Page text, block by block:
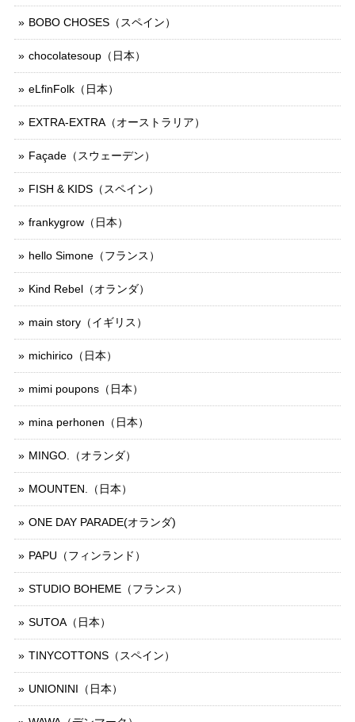
BOBO CHOSES（スペイン）
chocolatesoup（日本）
eLfinFolk（日本）
EXTRA-EXTRA（オーストラリア）
Façade（スウェーデン）
FISH & KIDS（スペイン）
frankygrow（日本）
hello Simone（フランス）
Kind Rebel（オランダ）
main story（イギリス）
michirico（日本）
mimi poupons（日本）
mina perhonen（日本）
MINGO.（オランダ）
MOUNTEN.（日本）
ONE DAY PARADE(オランダ)
PAPU（フィンランド）
STUDIO BOHEME（フランス）
SUTOA（日本）
TINYCOTTONS（スペイン）
UNIONINI（日本）